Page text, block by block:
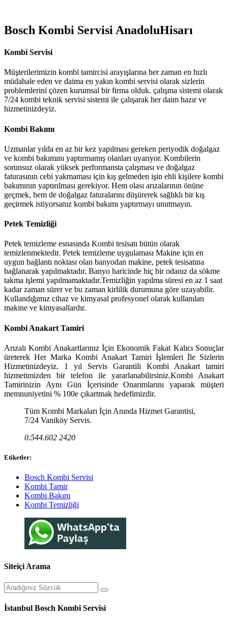
Bosch Kombi Servisi AnadoluHisarı
Kombi Servisi
Müşterilerimizin kombi tamircisi arayışlarına her zaman en hızlı
müdahale eden ve daima en yakın kombi servisi olarak sizlerin
problemlerini çözen kurumsal bir firma olduk. çalışma sistemi olarak
7/24 kombi teknik servisi sistemi ile çalışarak her daim hazır ve
hizmetinizdeyiz.
Kombi Bakımı
Uzmanlar yılda en az bir kez yapılması gereken periyodik doğalgaz
ve kombi bakımını yaptırmamış olanları uyarıyor. Kombilerin
sorunsuz olarak yüksek performansta çalışması ve doğalgaz
faturasının cebi yakmaması için kış gelmeden işin ehli kişilere kombi
bakımının yaptırılması gerekiyor. Hem olası arızalarının önüne
geçmek, hem de doğalgaz faturalarını düşürerek sağlıklı bir kış
geçirmek istiyorsanız kombi bakımı yaptırmayı unutmayın.
Petek Temizliği
Petek temizleme esnasında Kombi tesisatı bütün olarak
temizlenmektedir. Petek temizleme uygulaması Makine için en
uygun bağlantı noktası olan banyodan makine, petek tesisatına
bağlanarak yapılmaktadır. Banyo haricinde hiç bir odanız da sökme
takma işlemi yapılmamaktadır.Temizliğin yapılma süresi en az 1 saat
kadar zaman sürer ve bu zaman kirlilik durumuna göre uzayabilir.
Kullandığımız cihaz ve kimyasal profesyonel olarak kullanılan
makine ve kimyasallardır.
Kombi Anakart Tamiri
Arızalı Kombi Anakartlarınız İçin Ekonomik Fakat Kalıcı Sonuçlar
üreterek Her Marka Kombi Anakart Tamiri İşlemleri İle Sizlerin
Hizmetinizdeyiz. 1 yıl Servis Garantili Kombi Anakart tamiri
hizmetimizden bir telefon ile yararlanabilirsiniz.Kombi Anakart
Tamirinizin Aynı Gün İçerisinde Onarımlarını yaparak müşteri
memnuniyetini % 100e çıkartmak hedefimizdir.
Tüm Kombi Markaları İçin Anında Hizmet Garantisi,
7/24 Vaniköy Servis.
0.544.602 2420
Etiketler:
Bosch Kombi Servisi
Kombi Tamir
Kombi Bakım
Kombi Temizliği
Siteiçi Arama
İstanbul Bosch Kombi Servisi